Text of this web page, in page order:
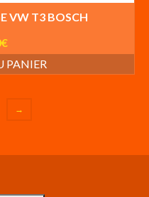
VW T3 BOSCH
€
PANIER
→